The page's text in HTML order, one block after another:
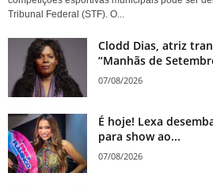
Tribunal Federal (STF). O...
Clodd Dias, atriz
“Manhãs de
07/08/2026
É hoje! Lexa
para show ao...
07/08/2026